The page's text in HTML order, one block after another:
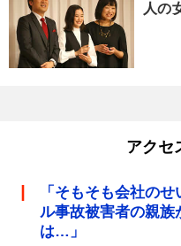
人の
アクセ
「そもそも会社の
ル事故被害者の親
は…」